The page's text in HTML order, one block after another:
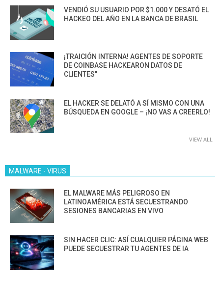
VENDIÓ SU USUARIO POR $1.000 Y DESATÓ EL
HACKEO DEL AÑO EN LA BANCA DE BRASIL
¡TRAICIÓN INTERNA! AGENTES DE SOPORTE
DE COINBASE HACKEARON DATOS DE
CLIENTES”
EL HACKER SE DELATÓ A SÍ MISMO CON UNA
BÚSQUEDA EN GOOGLE – ¡NO VAS A CREERLO!
VIEW ALL
MALWARE - VIRUS
EL MALWARE MÁS PELIGROSO EN
LATINOAMÉRICA ESTÁ SECUESTRANDO
SESIONES BANCARIAS EN VIVO
SIN HACER CLIC: ASÍ CUALQUIER PÁGINA WEB
PUEDE SECUESTRAR TU AGENTES DE IA